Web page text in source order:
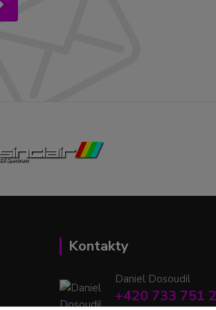
Kontakty
Daniel Dosoudil
+420 733 751